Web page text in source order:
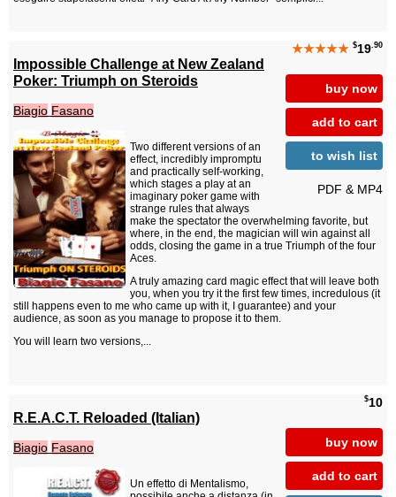
★★★★★ $19.90
buy now
add to cart
to wish list
PDF & MP4
Impossible Challenge at New Zealand
Poker: Triumph on Steroids
Biagio Fasano
Two different versions of an
effect, incredibly impromptu
and practically self-working,
which stages a play at an
imaginary poker game with
strange rules that always
make the spectator the overwhelming favorite, but
where, in the end, the magician will win against all
odds, closing the game in a true Triumph of the four
Aces.
A truly amazing card magic effect that will leave both
you, when you try it the first few times, incredulous (it
still happens even to me who came up with it, I guarantee) and your
audience, as soon as you manage to propose it to them.
You will learn two versions,...
$10
buy now
add to cart
R.E.A.C.T. Reloaded (Italian)
Biagio Fasano
Un effetto di Mentalismo,